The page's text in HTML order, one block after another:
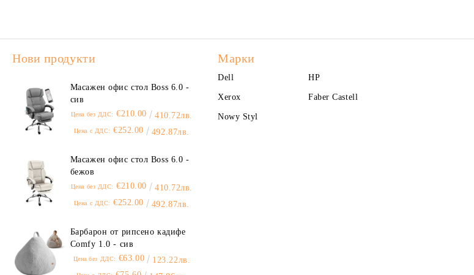
Нови продукти
Масажен офис стол Boss 6.0 -
сив
Цена без ДДС: €210.00 410.72лв.
Цена с ДДС: €252.00 492.87лв.
Масажен офис стол Boss 6.0 -
бежов
Цена без ДДС: €210.00 410.72лв.
Цена с ДДС: €252.00 492.87лв.
Барбарон от рипсено кадифе
Comfy 1.0 - сив
Цена без ДДС: €63.00 123.22лв.
Марки
Dell HP
Xerox Faber Castell
Nowy Styl